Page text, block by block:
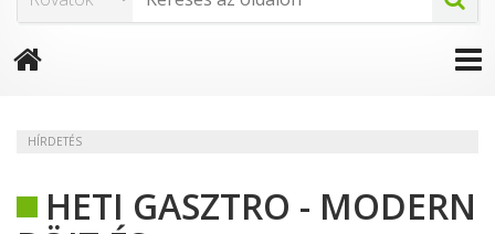
HÍRDETÉS
HETI GASZTRO - MODERN